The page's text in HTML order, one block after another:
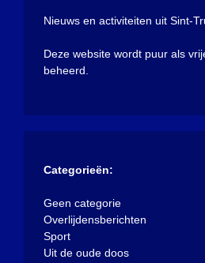
Nieuws en activiteiten uit Sint-
Deze website wordt puur als
beheerd.
Categorieën:
Geen categorie
Overlijdensberichten
Sport
Uit de oude doos